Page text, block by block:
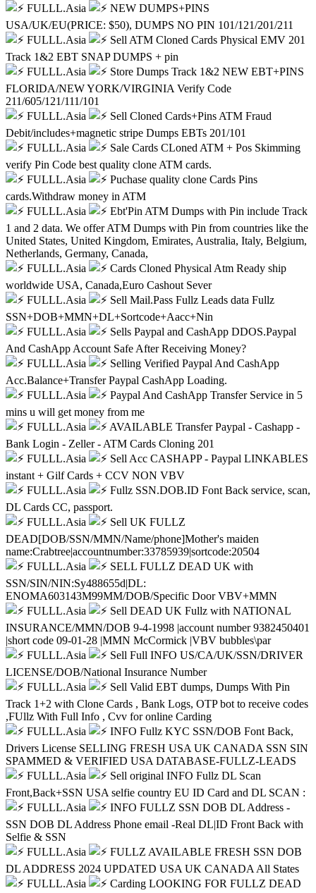
FULLL.Asia
NEW DUMPS+PINS
USA/UK/EU(PRICE: $50), DUMPS NO PIN 101/121/201/211
FULLL.Asia
Sell ATM Cloned Cards Physical EMV 201
Track 1&2 EBT SNAP DUMPS + pin
FULLL.Asia
Store Dumps Track 1&2 NEW EBT+PINS
FLORIDA/NEW YORK/VIRGINIA Verify Code
211/605/121/111/101
FULLL.Asia
Sell Cloned Cards+Pins ATM Fraud
Debit/includes+magnetic stripe Dumps EBTs 201/101
FULLL.Asia
Sale Cards CLoned ATM + Pos Skimming
verify Pin Code best quality clone ATM cards.
FULLL.Asia
Puchase quality clone Cards Pins
cards.Withdraw money in ATM
FULLL.Asia
Ebt'Pin ATM Dumps with Pin include Track
1 and 2 data. We offer ATM Dumps with Pin from countries like the
United States, United Kingdom, Emirates, Australia, Italy, Belgium,
Netherlands, Germany, Canada,
FULLL.Asia
Cards Cloned Physical Atm Ready ship
worldwide USA, Canada,Euro Cashout Sever
FULLL.Asia
Sell Mail.Pass Fullz Leads data Fullz
SSN+DOB+MMN+DL+Sortcode+Aacc+Nin
FULLL.Asia
Sells Paypal and CashApp DDOS.Paypal
And CashApp Account Safe After Receiving Money?
FULLL.Asia
Selling Verified Paypal And CashApp
Acc.Balance+Transfer Paypal CashApp Loading.
FULLL.Asia
Paypal And CashApp Transfer Service in 5
mins u will get money from me
FULLL.Asia
AVAILABLE Transfer Paypal - Cashapp -
Bank Login - Zeller - ATM Cards Cloning 201
FULLL.Asia
Sell Acc CASHAPP - Paypal LINKABLES
instant + Gilf Cards + CCV NON VBV
FULLL.Asia
Fullz SSN.DOB.ID Font Back service, scan,
DL Cards CC, passport.
FULLL.Asia
Sell UK FULLZ
DEAD[DOB/SSN/MMN/Name/phone]Mother's maiden
name:Crabtree|accountnumber:33785939|sortcode:20504
FULLL.Asia
SELL FULLZ DEAD UK with
SSN/SIN/NIN:Sy488655d|DL:
ENOMA603143M99MM/DOB/Specific Door VBV+MMN
FULLL.Asia
Sell DEAD UK Fullz with NATIONAL
INSURANCE/MMN/DOB 9-4-1998 |account number 9382450401
|short code 09-01-28 |MMN McCormick |VBV bubbles\par
FULLL.Asia
Sell Full INFO US/CA/UK/SSN/DRIVER
LICENSE/DOB/National Insurance Number
FULLL.Asia
Sell Valid EBT dumps, Dumps With Pin
Track 1+2 with Clone Cards , Bank Logs, OTP bot to receive codes
,FUllz With Full Info , Cvv for online Carding
FULLL.Asia
INFO Fullz KYC SSN/DOB Font Back,
Drivers License SELLING FRESH USA UK CANADA SSN SIN
SPAMMED & VERIFIED USA DATABASE-FULLZ-LEADS
FULLL.Asia
Sell original INFO Fullz DL Scan
Front,Back+SSN USA selfie country EU ID Card and DL SCAN :
FULLL.Asia
INFO FULLZ SSN DOB DL Address -
SSN DOB DL Address Phone email -Real DL|ID Front Back with
Selfie & SSN
FULLL.Asia
FULLZ AVAILABLE FRESH SSN DOB
DL ADDRESS 2024 UPDATED USA UK CANADA All States
FULLL.Asia
Carding LOOKING FOR FULLZ DEAD